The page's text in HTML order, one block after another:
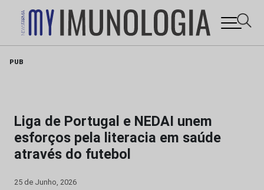
PUB
Liga de Portugal e NEDAI unem
esforços pela literacia em saúde
através do futebol
25 de Junho, 2026